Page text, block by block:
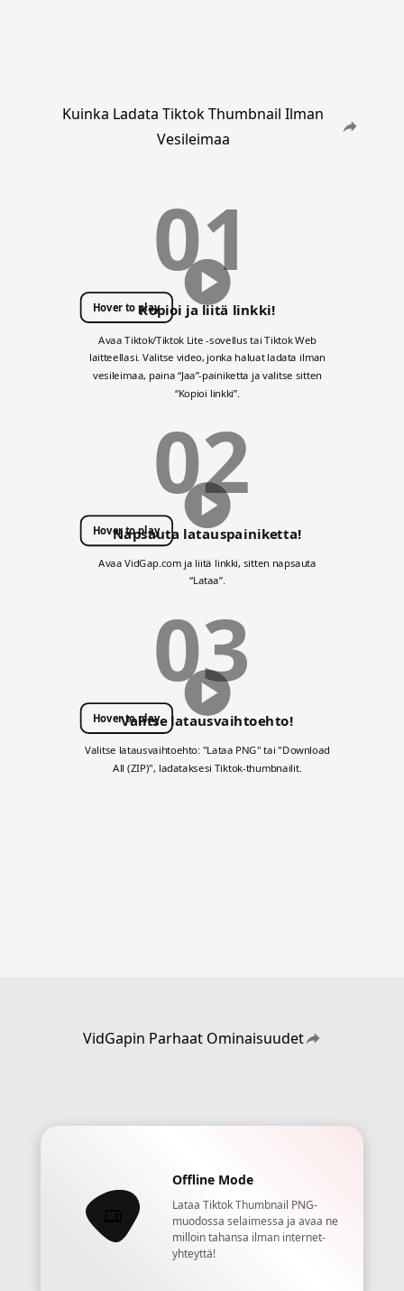
Kuinka Ladata Tiktok Thumbnail Ilman
Vesileimaa
01
Hover to playKopioi ja liitä linkki!
Avaa Tiktok/Tiktok Lite -sovellus tai Tiktok Web
laitteellasi. Valitse video, jonka haluat ladata ilman
vesileimaa, paina “Jaa”-painiketta ja valitse sitten
“Kopioi linkki”.
02
Hover to play
Napsauta latauspainiketta!
Avaa VidGap.com ja liitä linkki, sitten napsauta
“Lataa”.
03
Hover to play
Valitse latausvaihtoehto!
Valitse latausvaihtoehto: "Lataa PNG" tai "Download
All (ZIP)", ladataksesi Tiktok-thumbnailit.
VidGapin Parhaat Ominaisuudet
Offline Mode
Lataa Tiktok Thumbnail PNG-
muodossa selaimessa ja avaa ne
milloin tahansa ilman internet-
yhteyttä!